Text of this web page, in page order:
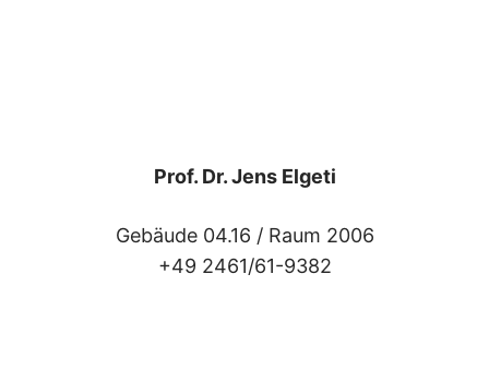
Prof. Dr. Jens Elgeti
Gebäude 04.16 / Raum 2006
+49 2461/61-9382